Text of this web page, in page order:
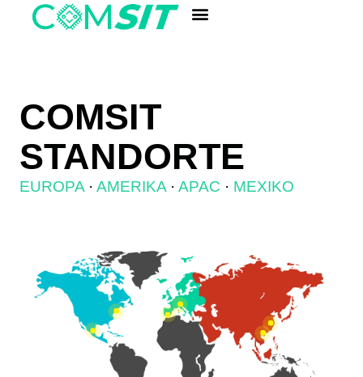
COMSIT
STANDORTE
EUROPA · AMERIKA · APAC · MEXIKO